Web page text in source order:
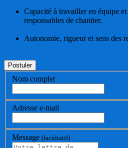
Capacité à travailler en équipe
responsables de chantier.
Autonomie, rigueur et sens des
Nom complet
Adresse e-mail
Message (facultatif)